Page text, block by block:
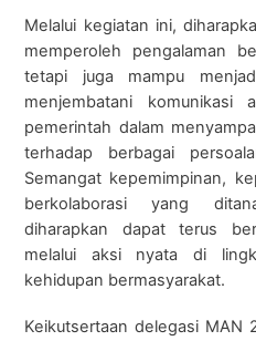
Melalui kegiatan ini,
memperoleh pengalaman
tetapi juga mampu
menjembatani komunikasi
pemerintah dalam
terhadap berbagai
Semangat kepemimpinan,
berkolaborasi yang
diharapkan dapat terus
melalui aksi nyata di
kehidupan bermasyarakat.
Keikutsertaan delegasi MAN